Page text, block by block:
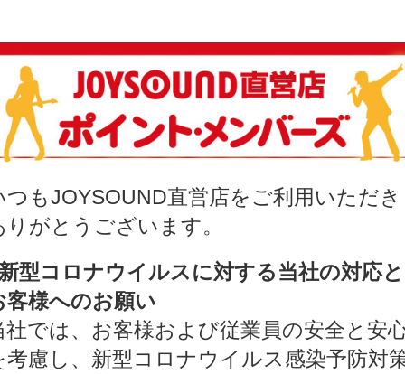
つもJOYSOUND直営店をご利用いただき
りがとうございます。
型コロナウイルスに対する当社の対応と
客様へのお願い
社では、お客様および従業員の安全と安
考慮し、新型コロナウイルス感染予防対